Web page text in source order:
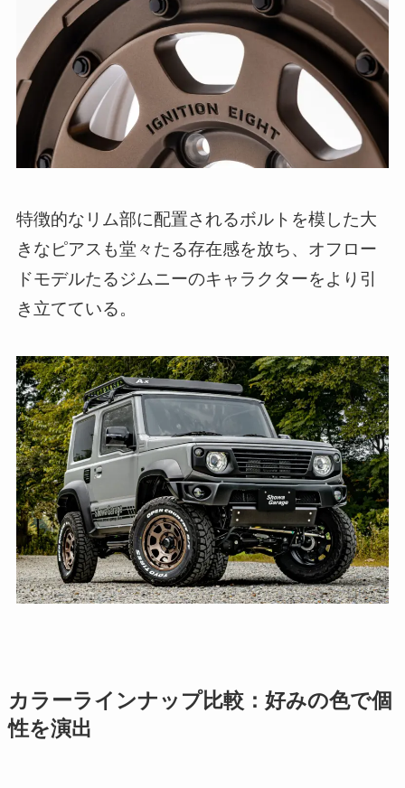
特徴的なリム部に配置されるボルトを模した大
きなピアスも堂々たる存在感を放ち、オフロー
ドモデルたるジムニーのキャラクターをより引
き立てている。
カラーラインナップ比較：好みの色で個
性を演出